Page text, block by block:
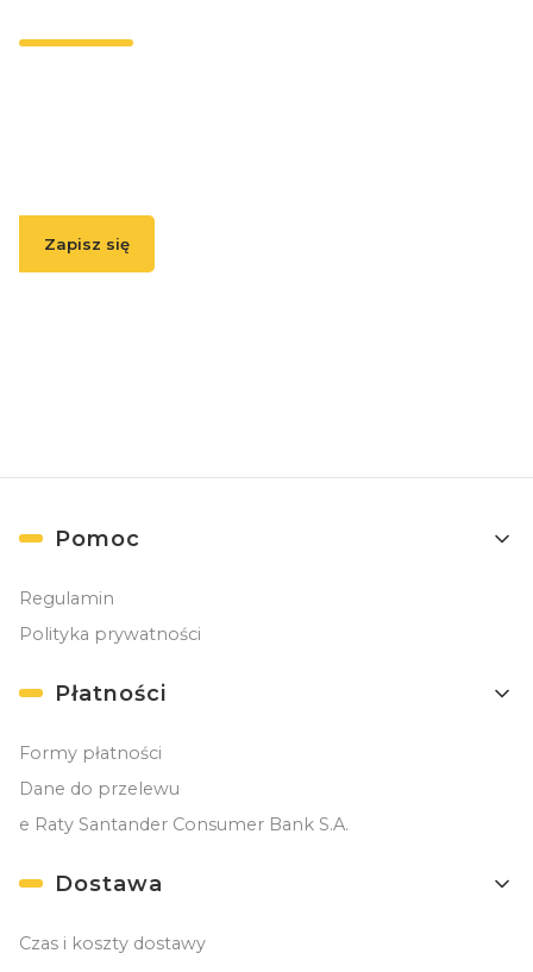
Zapisz się
Linki w stopce
Pomoc
Regulamin
Polityka prywatności
Płatności
Formy płatności
Dane do przelewu
e Raty Santander Consumer Bank S.A.
Dostawa
Czas i koszty dostawy